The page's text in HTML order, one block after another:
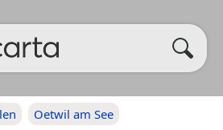
Oetwil am See